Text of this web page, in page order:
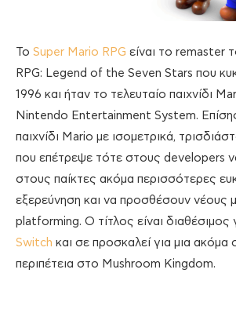
Το Super Mario RPG είναι το remaster
RPG: Legend of the Seven Stars που
1996 και ήταν το τελευταίο παιχνίδι
Nintendo Entertainment System.
παιχνίδι Mario με ισομετρικά,
που επέτρεψε τότε στους developers
στους παίκτες ακόμα περισσότερες
εξερεύνηση και να προσθέσουν νέους
platforming. Ο τίτλος είναι διαθέσιμος
Switch και σε προσκαλεί για μια ακόμα
περιπέτεια στο Mushroom Kingdom.